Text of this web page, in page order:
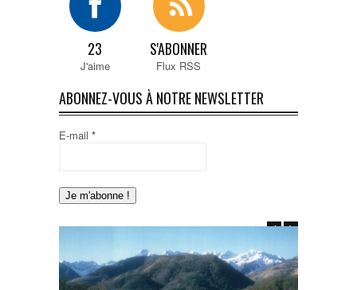
23
J'aime
S'ABONNER
Flux RSS
ABONNEZ-VOUS À NOTRE NEWSLETTER
E-mail *